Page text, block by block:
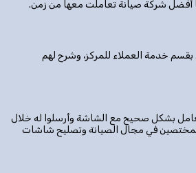
أفضل شركة صيانة تعاملت معها من زمن.
خدمة العملاء للمركز، وشرح لهم
بشكل صحيح مع الشاشة وأرسلوا له خلال
في مجال الصيانة وتصليح شاشات